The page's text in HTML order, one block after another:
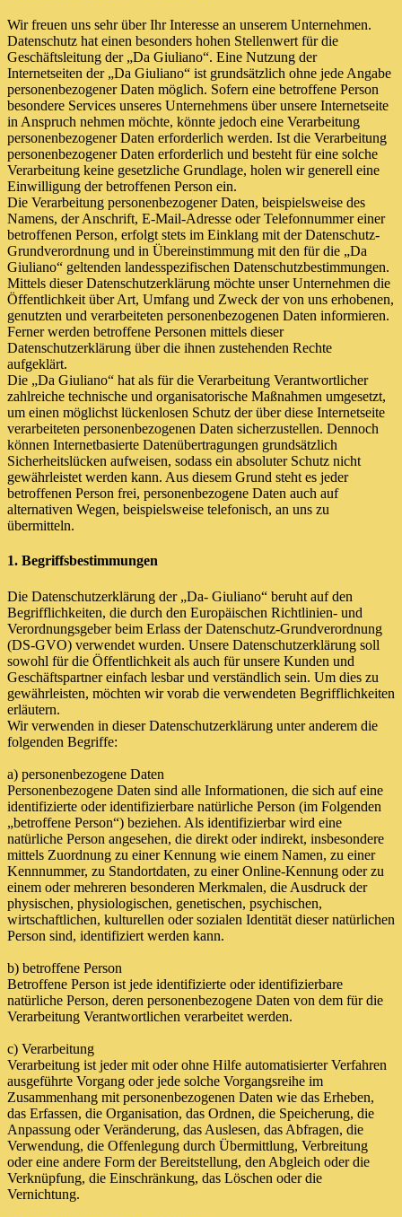
Wir freuen uns sehr über Ihr Interesse an unserem Unternehmen.
Datenschutz hat einen besonders hohen Stellenwert für die
Geschäftsleitung der „Da Giuliano“. Eine Nutzung der
Internetseiten der „Da Giuliano“ ist grundsätzlich ohne jede Angabe
personenbezogener Daten möglich. Sofern eine betroffene Person
besondere Services unseres Unternehmens über unsere Internetseite
in Anspruch nehmen möchte, könnte jedoch eine Verarbeitung
personenbezogener Daten erforderlich werden. Ist die Verarbeitung
personenbezogener Daten erforderlich und besteht für eine solche
Verarbeitung keine gesetzliche Grundlage, holen wir generell eine
Einwilligung der betroffenen Person ein.
Die Verarbeitung personenbezogener Daten, beispielsweise des
Namens, der Anschrift, E-Mail-Adresse oder Telefonnummer einer
betroffenen Person, erfolgt stets im Einklang mit der Datenschutz-
Grundverordnung und in Übereinstimmung mit den für die „Da
Giuliano“ geltenden landesspezifischen Datenschutzbestimmungen.
Mittels dieser Datenschutzerklärung möchte unser Unternehmen die
Öffentlichkeit über Art, Umfang und Zweck der von uns erhobenen,
genutzten und verarbeiteten personenbezogenen Daten informieren.
Ferner werden betroffene Personen mittels dieser
Datenschutzerklärung über die ihnen zustehenden Rechte
aufgeklärt.
Die „Da Giuliano“ hat als für die Verarbeitung Verantwortlicher
zahlreiche technische und organisatorische Maßnahmen umgesetzt,
um einen möglichst lückenlosen Schutz der über diese Internetseite
verarbeiteten personenbezogenen Daten sicherzustellen. Dennoch
können Internetbasierte Datenübertragungen grundsätzlich
Sicherheitslücken aufweisen, sodass ein absoluter Schutz nicht
gewährleistet werden kann. Aus diesem Grund steht es jeder
betroffenen Person frei, personenbezogene Daten auch auf
alternativen Wegen, beispielsweise telefonisch, an uns zu
übermitteln.
1. Begriffsbestimmungen
Die Datenschutzerklärung der „Da- Giuliano“ beruht auf den
Begrifflichkeiten, die durch den Europäischen Richtlinien- und
Verordnungsgeber beim Erlass der Datenschutz-Grundverordnung
(DS-GVO) verwendet wurden. Unsere Datenschutzerklärung soll
sowohl für die Öffentlichkeit als auch für unsere Kunden und
Geschäftspartner einfach lesbar und verständlich sein. Um dies zu
gewährleisten, möchten wir vorab die verwendeten Begrifflichkeiten
erläutern.
Wir verwenden in dieser Datenschutzerklärung unter anderem die
folgenden Begriffe:
a) personenbezogene Daten
Personenbezogene Daten sind alle Informationen, die sich auf eine
identifizierte oder identifizierbare natürliche Person (im Folgenden
„betroffene Person“) beziehen. Als identifizierbar wird eine
natürliche Person angesehen, die direkt oder indirekt, insbesondere
mittels Zuordnung zu einer Kennung wie einem Namen, zu einer
Kennnummer, zu Standortdaten, zu einer Online-Kennung oder zu
einem oder mehreren besonderen Merkmalen, die Ausdruck der
physischen, physiologischen, genetischen, psychischen,
wirtschaftlichen, kulturellen oder sozialen Identität dieser natürlichen
Person sind, identifiziert werden kann.
b) betroffene Person
Betroffene Person ist jede identifizierte oder identifizierbare
natürliche Person, deren personenbezogene Daten von dem für die
Verarbeitung Verantwortlichen verarbeitet werden.
c) Verarbeitung
Verarbeitung ist jeder mit oder ohne Hilfe automatisierter Verfahren
ausgeführte Vorgang oder jede solche Vorgangsreihe im
Zusammenhang mit personenbezogenen Daten wie das Erheben,
das Erfassen, die Organisation, das Ordnen, die Speicherung, die
Anpassung oder Veränderung, das Auslesen, das Abfragen, die
Verwendung, die Offenlegung durch Übermittlung, Verbreitung
oder eine andere Form der Bereitstellung, den Abgleich oder die
Verknüpfung, die Einschränkung, das Löschen oder die
Vernichtung.